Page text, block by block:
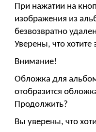
При нажатии на
изображения из
безвозвратно
Уверены, что хотите
Внимание!
Обложка для
отобразится
Продолжить?
Вы уверены, что